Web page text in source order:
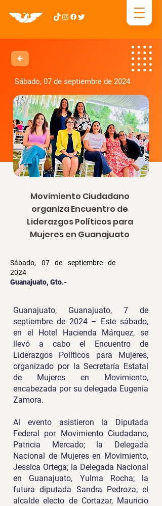
Sábado, 07 de septiembre de 2024
Movimiento Ciudadano
organiza Encuentro de
Liderazgos Políticos para
Mujeres en Guanajuato
Sábado, 07 de septiembre de
2024
Guanajuato, Gto.-
Guanajuato, Guanajuato, 7 de
septiembre de 2024 – Este sábado,
en el Hotel Hacienda Márquez, se
llevó a cabo el Encuentro de
Liderazgos Políticos para Mujeres,
organizado por la Secretaría Estatal
de Mujeres en Movimiento,
encabezada por su delegada Eugenia
Zamora.
Al evento asistieron la Diputada
Federal por Movimiento Ciudadano,
Patricia Mercado; la Delegada
Nacional de Mujeres en Movimiento,
Jessica Ortega; la Delegada Nacional
en Guanajuato, Yulma Rocha; la
futura diputada Sandra Pedroza; el
alcalde electo de Cortazar, Mauricio